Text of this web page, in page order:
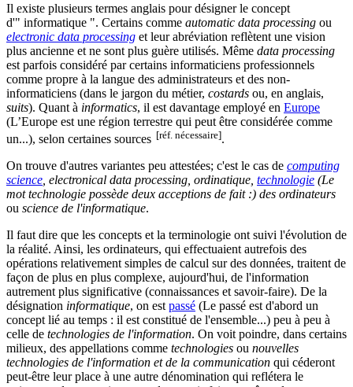
Il existe plusieurs termes anglais pour désigner le concept
d'" informatique ". Certains comme automatic data processing ou
electronic data processing et leur abréviation reflètent une vision
plus ancienne et ne sont plus guère utilisés. Même data processing
est parfois considéré par certains informaticiens professionnels
comme propre à la langue des administrateurs et des non-
informaticiens (dans le jargon du métier, costards ou, en anglais,
suits). Quant à informatics, il est davantage employé en Europe
(L’Europe est une région terrestre qui peut être considérée comme
un...), selon certaines sources [réf. nécessaire].
On trouve d'autres variantes peu attestées; c'est le cas de computing
science , electronical data processing, ordinatique, technologie (Le
mot technologie possède deux acceptions de fait :) des ordinateurs
ou science de l'informatique.
Il faut dire que les concepts et la terminologie ont suivi l'évolution de
la réalité. Ainsi, les ordinateurs, qui effectuaient autrefois des
opérations relativement simples de calcul sur des données, traitent de
façon de plus en plus complexe, aujourd'hui, de l'information
autrement plus significative (connaissances et savoir-faire). De la
désignation informatique, on est passé (Le passé est d'abord un
concept lié au temps : il est constitué de l'ensemble...) peu à peu à
celle de technologies de l'information. On voit poindre, dans certains
milieux, des appellations comme technologies ou nouvelles
technologies de l'information et de la communication qui céderont
peut-être leur place à une autre dénomination qui reflétera le